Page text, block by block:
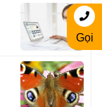
Gọi